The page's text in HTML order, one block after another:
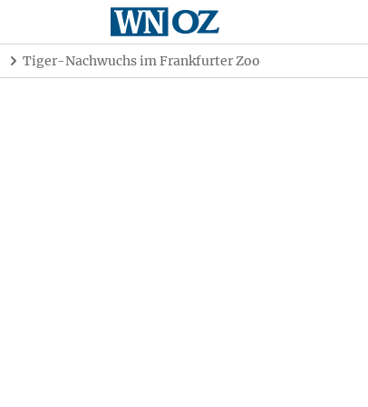
Tiger-Nachwuchs im Frankfurter Zoo